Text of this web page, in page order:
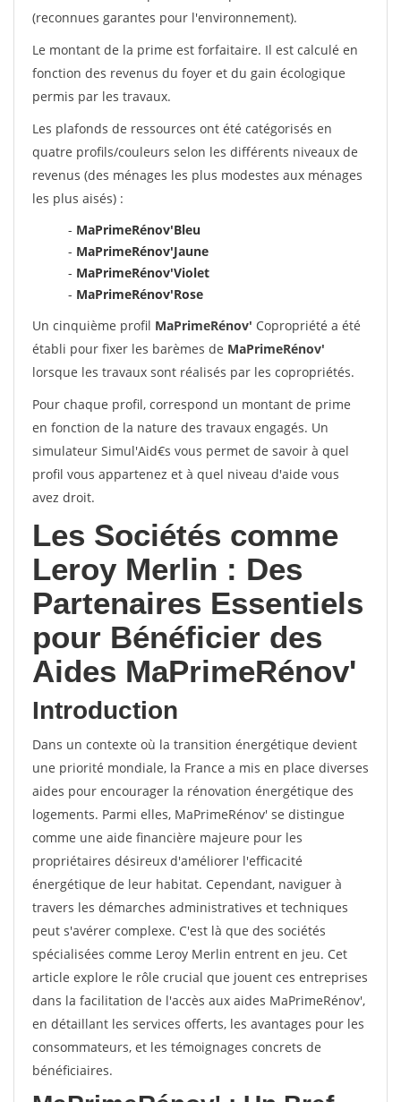
(reconnues garantes pour l'environnement).
Le montant de la prime est forfaitaire. Il est calculé en
fonction des revenus du foyer et du gain écologique
permis par les travaux.
Les plafonds de ressources ont été catégorisés en
quatre profils/couleurs selon les différents niveaux de
revenus (des ménages les plus modestes aux ménages
les plus aisés) :
- MaPrimeRénov'Bleu
- MaPrimeRénov'Jaune
- MaPrimeRénov'Violet
- MaPrimeRénov'Rose
Un cinquième profil MaPrimeRénov' Copropriété a été
établi pour fixer les barèmes de MaPrimeRénov'
lorsque les travaux sont réalisés par les copropriétés.
Pour chaque profil, correspond un montant de prime
en fonction de la nature des travaux engagés. Un
simulateur Simul'Aid€s vous permet de savoir à quel
profil vous appartenez et à quel niveau d'aide vous
avez droit.
Les Sociétés comme
Leroy Merlin : Des
Partenaires Essentiels
pour Bénéficier des
Aides MaPrimeRénov'
Introduction
Dans un contexte où la transition énergétique devient
une priorité mondiale, la France a mis en place diverses
aides pour encourager la rénovation énergétique des
logements. Parmi elles, MaPrimeRénov' se distingue
comme une aide financière majeure pour les
propriétaires désireux d'améliorer l'efficacité
énergétique de leur habitat. Cependant, naviguer à
travers les démarches administratives et techniques
peut s'avérer complexe. C'est là que des sociétés
spécialisées comme Leroy Merlin entrent en jeu. Cet
article explore le rôle crucial que jouent ces entreprises
dans la facilitation de l'accès aux aides MaPrimeRénov',
en détaillant les services offerts, les avantages pour les
consommateurs, et les témoignages concrets de
bénéficiaires.